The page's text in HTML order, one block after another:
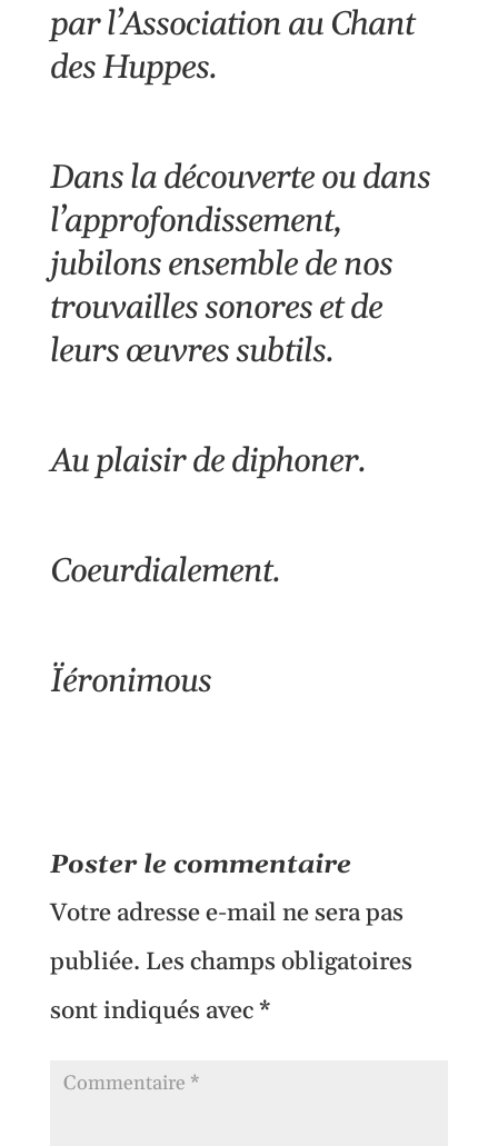
par l’Association au Chant
des Huppes.
Dans la découverte ou dans
l’approfondissement,
jubilons ensemble de nos
trouvailles sonores et de
leurs œuvres subtils.
Au plaisir de diphoner.
Coeurdialement.
Ïéronimous
Poster le commentaire
Votre adresse e-mail ne sera pas
publiée. Les champs obligatoires
sont indiqués avec*